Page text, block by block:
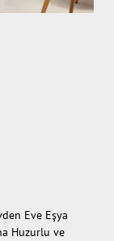
Eve Eşya
Huzurlu ve